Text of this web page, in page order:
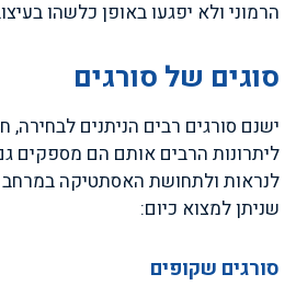
הרמוני ולא יפגעו באופן כלשהו
סוגים של סורגים
ישנם סורגים רבים הניתנים לבחירה,
ליתרונות הרבים אותם הם מספקים
לנראות ולתחושת האסתטיקה במרחב
שניתן למצוא כיום:
סורגים שקופים